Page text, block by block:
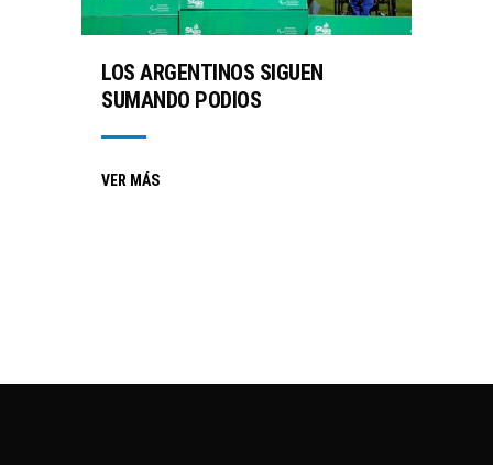
LOS ARGENTINOS SIGUEN
SUMANDO PODIOS
VER MÁS